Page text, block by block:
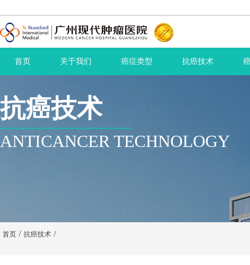
首页 关于我们 癌症类型 抗癌技术
抗癌技术
ANTICANCER TECHNOLOGY
首页 / 抗癌技术 /